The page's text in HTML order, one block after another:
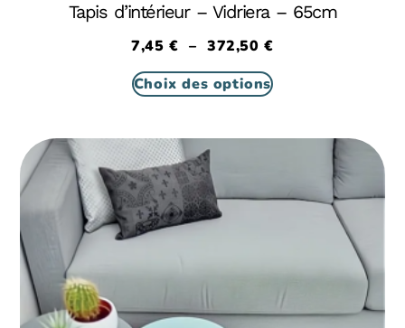
Tapis d’intérieur – Vidriera – 65cm
7,45€ – 372,50€
Choix des options